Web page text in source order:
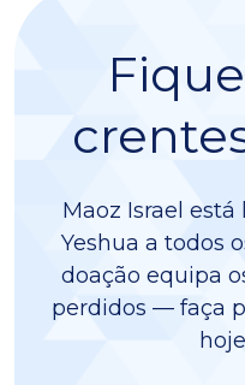
Maoz Israel
Yeshua a todos
doação equipa
perdidos — faça